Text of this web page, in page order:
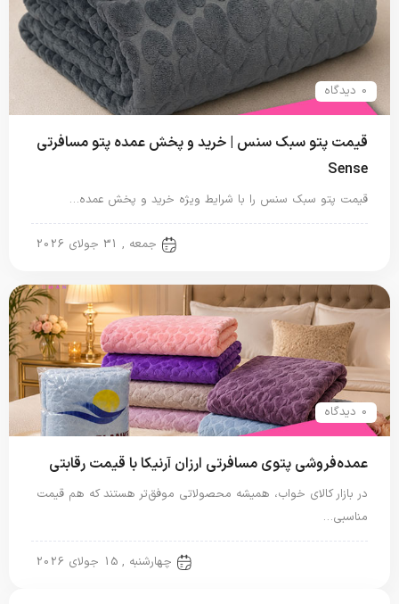
0 دیدگاه
قیمت پتو سبک سنس | خرید و پخش عمده پتو مسافرتی
Sense
قیمت پتو سبک سنس را با شرایط ویژه خرید و پخش عمده…
جمعه , 31 جولای 2026
0 دیدگاه
عمده‌فروشی پتوی مسافرتی ارزان آرنیکا با قیمت رقابتی
در بازار کالای خواب، همیشه محصولاتی موفق‌تر هستند که هم قیمت
مناسبی…
چهارشنبه , 15 جولای 2026